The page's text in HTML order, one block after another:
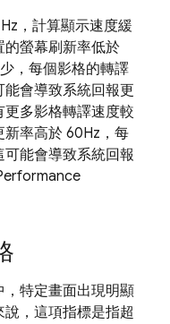
，計算顯示速度緩
螢幕刷新率低於
，每個影格的轉譯
會導致系統回報更
多影格轉譯速度較
率高於 60Hz，每
能會導致系統回報
特定畫面出現明顯
，這項指標是指超